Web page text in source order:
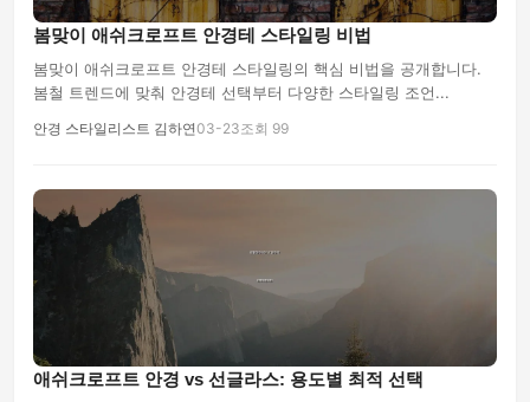
봄맞이 애쉬크로프트 안경테 스타일링 비법
봄맞이 애쉬크로프트 안경테 스타일링의 핵심 비법을 공개합니다.
봄철 트렌드에 맞춰 안경테 선택부터 다양한 스타일링 조언...
안경 스타일리스트 김하연03-23조회 99
애쉬크로프트 안경 vs 선글라스: 용도별 최적 선택